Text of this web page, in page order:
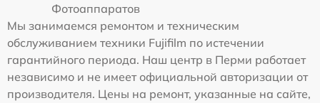
Фотоаппаратов
Мы занимаемся ремонтом и техническим
обслуживанием техники Fujifilm по истечении
гарантийного периода. Наш центр в Перми работает
независимо и не имеет официальной авторизации от
производителя. Цены на ремонт, указанные на сайте,